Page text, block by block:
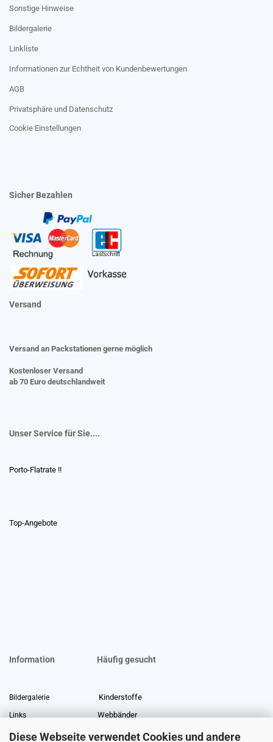
Diese Webseite verwendet Cookies und andere
Sonstige Hinweise
Bildergalerie
Linkliste
Informationen zur Echtheit von Kundenbewertungen
AGB
Privatsphäre und Datenschutz
Cookie Einstellungen
Sicher Bezahlen
Versand
Versand an Packstationen gerne möglich
Kostenloser Versand
ab 70 Euro deutschlandweit
Unser Service für Sie....
Porto-Flatrate !!
Top-Angebote
Information Häufig gesucht
Bildergalerie Kinderstoffe
Links Webbänder
Stoffe Lexikon Stoffreste